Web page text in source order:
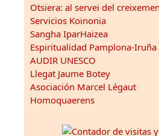
Otsiera: al servei del
Servicios Koinonia
Sangha IparHaizea
Espiritualidad Pamplona-Iruña
AUDIR UNESCO
Llegat Jaume Botey
Asociación Marcel Légaut
Homoquaerens